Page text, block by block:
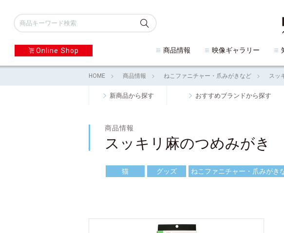
Online Shop 商品情報 映像ギャラリー
HOME 商品情報 ねこファニチャー・爪みがきなど スッ
新商品から探す おすすめブランドから探す
商品情報
スッキリ麻のつめみがき
猫 グッズ ねこファニチャー・爪みがき